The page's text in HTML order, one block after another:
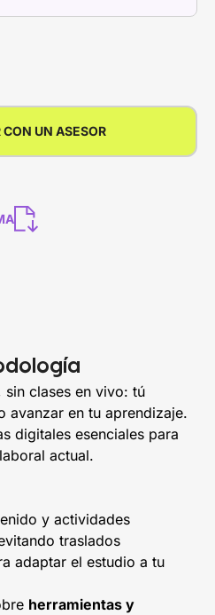
CON UN ASESOR
sin clases en vivo: tú
avanzar en tu aprendizaje.
digitales esenciales para
actual.
y actividades
traslados
adaptar el estudio a tu
herramientas y